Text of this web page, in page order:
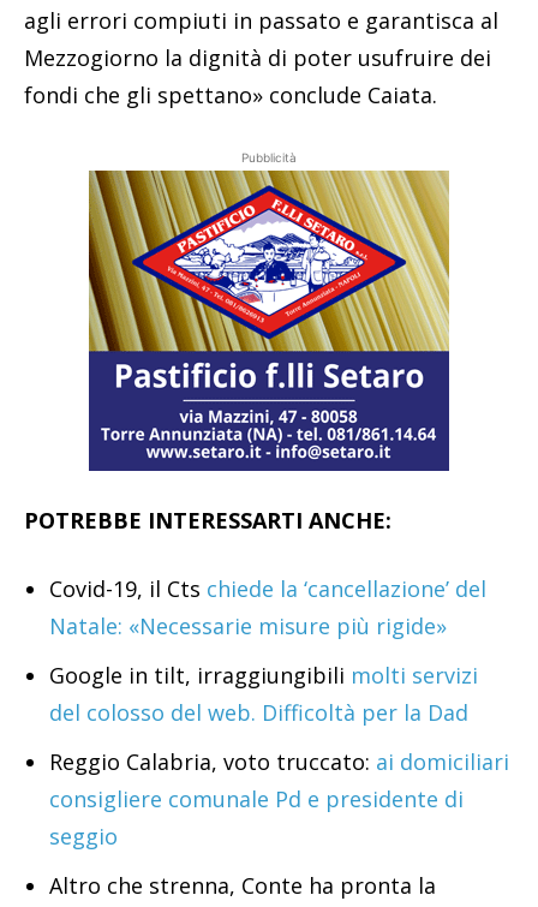
agli errori compiuti in passato e garantisca al
Mezzogiorno la dignità di poter usufruire dei
fondi che gli spettano» conclude Caiata.
Pubblicità
POTREBBE INTERESSARTI ANCHE:
Covid-19, il Cts chiede la ‘cancellazione’ del
Natale: «Necessarie misure più rigide»
Google in tilt, irraggiungibili molti servizi
del colosso del web. Difficoltà per la Dad
Reggio Calabria, voto truccato: ai domiciliari
consigliere comunale Pd e presidente di
seggio
Altro che strenna, Conte ha pronta la